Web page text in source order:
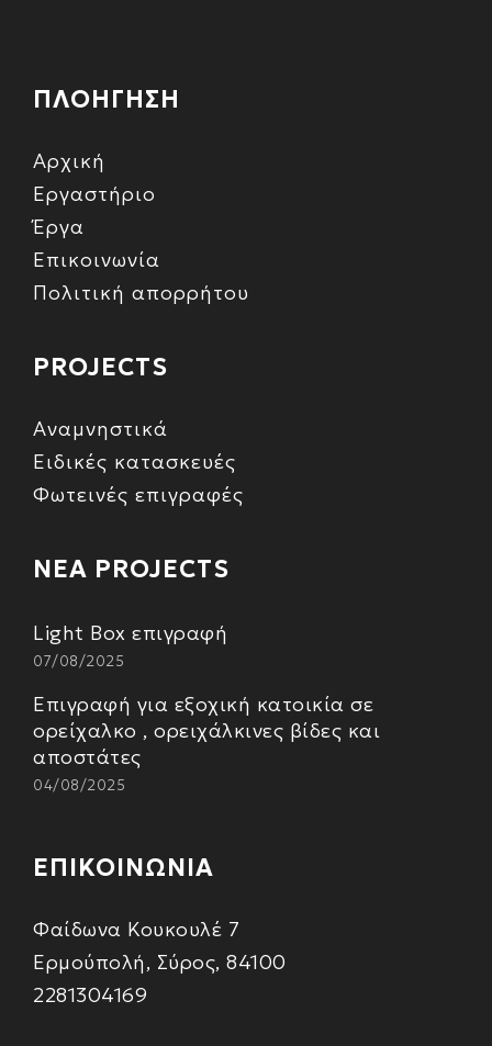
ΠΛΟΗΓΗΣΗ
Αρχική
Εργαστήριο
Έργα
Επικοινωνία
Πολιτική απορρήτου
PROJECTS
Αναμνηστικά
Ειδικές κατασκευές
Φωτεινές επιγραφές
ΝΕΑ PROJECTS
Light Box επιγραφή
07/08/2025
Επιγραφή για εξοχική κατοικία σε
ορείχαλκο , ορειχάλκινες βίδες και
αποστάτες
04/08/2025
ΕΠΙΚΟΙΝΩΝΙΑ
Φαίδωνα Κουκουλέ 7
Ερμούπολή, Σύρος, 84100
2281304169